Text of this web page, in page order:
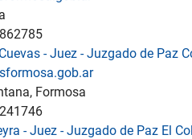
- Juez - Juzgado de Paz
Formosa
- Juez - Juzgado de Paz El